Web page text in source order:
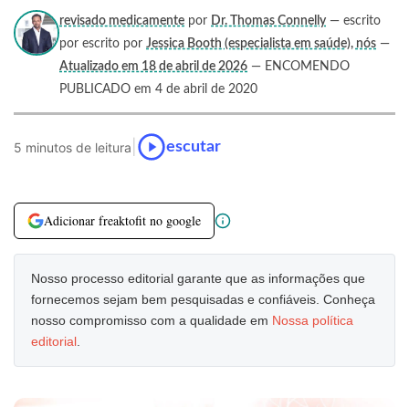
revisado medicamente por Dr. Thomas Connelly — escrito
por escrito por Jessica Booth (especialista em saúde), nós —
Atualizado em 18 de abril de 2026 — ENCOMENDO
PUBLICADO em 4 de abril de 2020
5 minutos de leitura escutar
Adicionar freaktofit no google
Nosso processo editorial garante que as informações que
fornecemos sejam bem pesquisadas e confiáveis. Conheça
nosso compromisso com a qualidade em Nossa política
editorial